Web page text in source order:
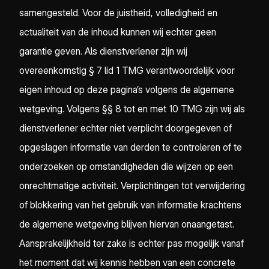
samengesteld. Voor de juistheid, volledigheid en
actualiteit van de inhoud kunnen wij echter geen
garantie geven. Als dienstverlener zijn wij
overeenkomstig § 7 lid 1 TMG verantwoordelijk voor
eigen inhoud op deze pagina’s volgens de algemene
wetgeving. Volgens §§ 8 tot en met 10 TMG zijn wij als
dienstverlener echter niet verplicht doorgegeven of
opgeslagen informatie van derden te controleren of te
onderzoeken op omstandigheden die wijzen op een
onrechtmatige activiteit. Verplichtingen tot verwijdering
of blokkering van het gebruik van informatie krachtens
de algemene wetgeving blijven hiervan onaangetast.
Aansprakelijkheid ter zake is echter pas mogelijk vanaf
het moment dat wij kennis hebben van een concrete